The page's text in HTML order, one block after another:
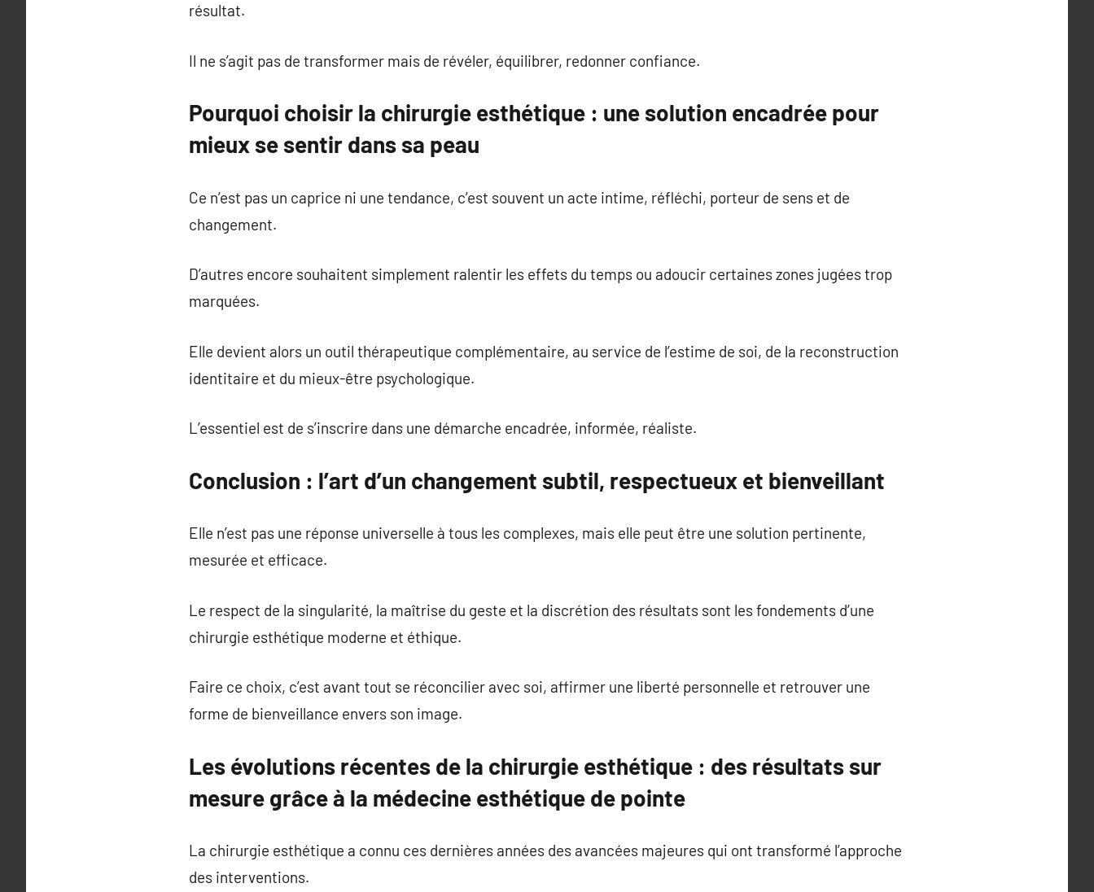
résultat.
Il ne s’agit pas de transformer mais de révéler, équilibrer, redonner confiance.
Pourquoi choisir la chirurgie esthétique : une solution encadrée pour
mieux se sentir dans sa peau
Ce n’est pas un caprice ni une tendance, c’est souvent un acte intime, réfléchi, porteur de sens et de
changement.
D’autres encore souhaitent simplement ralentir les effets du temps ou adoucir certaines zones jugées trop
marquées.
Elle devient alors un outil thérapeutique complémentaire, au service de l’estime de soi, de la reconstruction
identitaire et du mieux-être psychologique.
L’essentiel est de s’inscrire dans une démarche encadrée, informée, réaliste.
Conclusion : l’art d’un changement subtil, respectueux et bienveillant
Elle n’est pas une réponse universelle à tous les complexes, mais elle peut être une solution pertinente,
mesurée et efficace.
Le respect de la singularité, la maîtrise du geste et la discrétion des résultats sont les fondements d’une
chirurgie esthétique moderne et éthique.
Faire ce choix, c’est avant tout se réconcilier avec soi, affirmer une liberté personnelle et retrouver une
forme de bienveillance envers son image.
Les évolutions récentes de la chirurgie esthétique : des résultats sur
mesure grâce à la médecine esthétique de pointe
La chirurgie esthétique a connu ces dernières années des avancées majeures qui ont transformé l’approche
des interventions.